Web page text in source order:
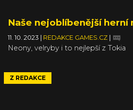
Naše nejoblíbenější herní
11. 10. 2023 REDAKCE GAMES.CZ
Neony, velryby i to nejlepší z Tokia
Z REDAKCE